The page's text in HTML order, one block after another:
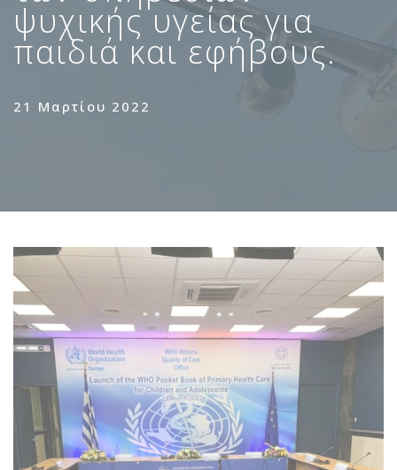
ψυχικής υγείας για
παιδιά και εφήβους.
21 Μαρτίου 2022